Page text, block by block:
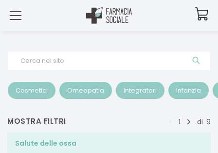
Cerca nel sito
Cosmetici Omeopatia Integratori Infanzia
MOSTRA FILTRI 1 di 9
Salute delle ossa